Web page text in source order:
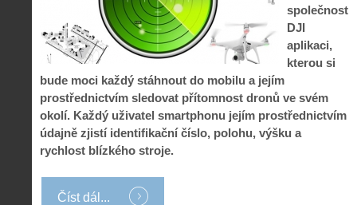
společnost
DJI
aplikaci,
kterou si
bude moci každý stáhnout do mobilu a jejím
prostřednictvím sledovat přítomnost dronů ve svém
okolí. Každý uživatel smartphonu jejím prostřednictvím
údajně zjistí identifikační číslo, polohu, výšku a
rychlost blízkého stroje.
Číst dál...